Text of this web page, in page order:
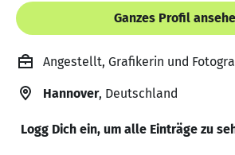
Ganzes Profil
Angestellt, Grafikerin und
Hannover, Deutschland
Logg Dich ein, um alle Einträge zu